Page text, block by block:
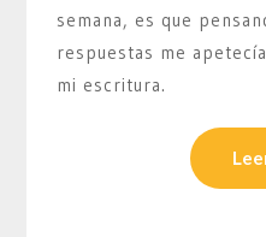
semana, es que
respuestas me
mi escritura.